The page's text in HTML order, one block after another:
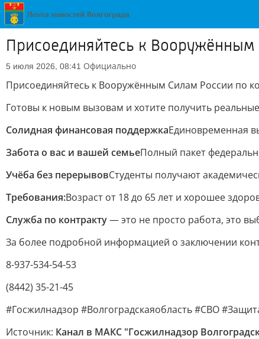
Присоединяйтесь к Вооружённым
5 июля 2026, 08:41 Официально
Присоединяйтесь к Вооружённым Силам России по
Готовы к новым вызовам и хотите получить
Солидная финансовая поддержкаЕдиновременная
Забота о вас и вашей семьеПолный пакет
Учёба без перерывовСтуденты получают
Требования:Возраст от 18 до 65 лет и хорошее
Служба по контракту— это не просто работа, это
За более подробной информацией о заключении
8-937-534-54-53
(8442) 35-21-45
#Госжилнадзор #Волгоградскаяобласть #СВО
Источник: Канал в МАКС "Госжилнадзор